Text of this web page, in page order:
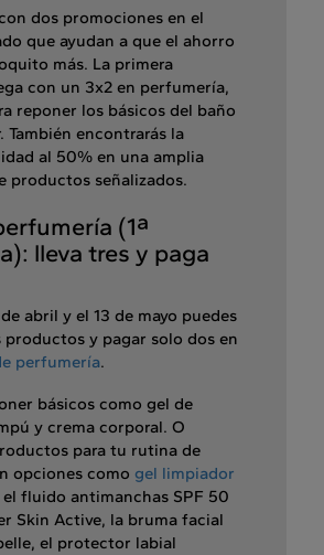
dos promociones en el
que ayudan a que el ahorro
más. La primera
con un 3x2 en perfumería,
reponer los básicos del baño
También encontrarás la
al 50% en una amplia
productos señalizados.
(1ª
lleva tres y paga
abril y el 13 de mayo puedes
productos y pagar solo dos en
perfumería.
básicos como gel de
y crema corporal. O
para tu rutina de
opciones como gel limpiador
el fluido antimanchas SPF 50
Skin Active, la bruma facial
el protector labial